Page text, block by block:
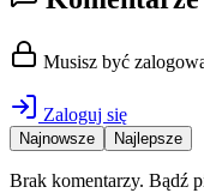
Musisz być
Zaloguj się
Najnowsze Najlepsze
Brak komentarzy. Bądź